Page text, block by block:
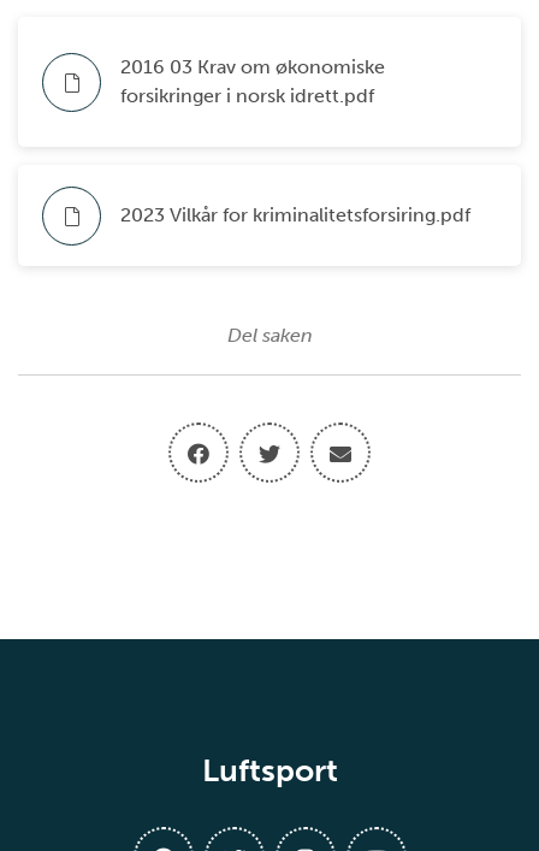
2016 03 Krav om økonomiske
forsikringer i norsk idrett.pdf
2023 Vilkår for kriminalitetsforsiring.pdf
Del saken
Luftsport